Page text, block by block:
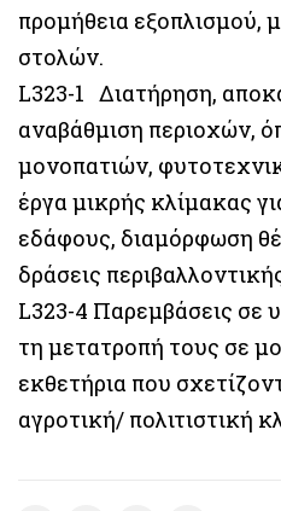
προμήθεια εξοπλισμού,
στολών.
L323-1 Διατήρηση,
αναβάθμιση περιοχών,
μονοπατιών,
έργα μικρής κλίμακας
εδάφους, διαμόρφωση
δράσεις
L323-4 Παρεμβάσεις σε
τη μετατροπή τους σε
εκθετήρια που
αγροτική/ πολιτιστική